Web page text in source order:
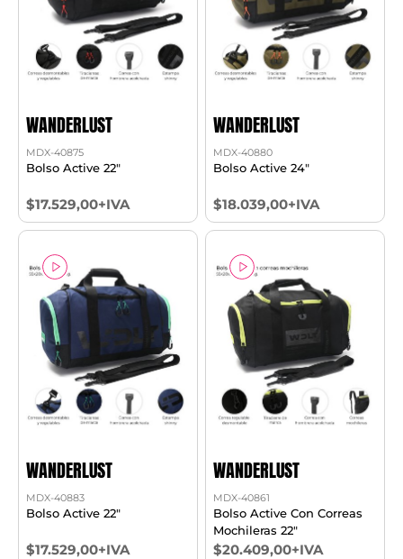
WANDERLUST
MDX-40875
Bolso Active 22"
$17.529,00+IVA
WANDERLUST
MDX-40880
Bolso Active 24"
$18.039,00+IVA
WANDERLUST
MDX-40883
Bolso Active 22"
$17.529,00+IVA
WANDERLUST
MDX-40861
Bolso Active Con Correas
Mochileras 22"
$20.409,00+IVA